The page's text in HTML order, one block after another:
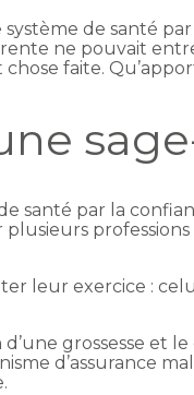
de santé
ne pouvait
chose faite.
santé par la
professions
leur exercice :
grossesse et
d’assurance